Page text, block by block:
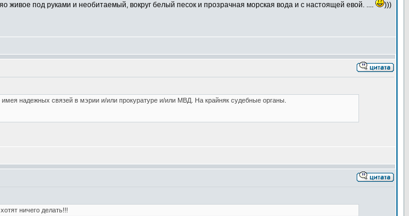
живое под руками и необитаемый, вокруг белый песок и прозрачная морская вода и с настоящей евой. .... )))
надежных связей в мэрии и/или прокуратуре и/или МВД. На крайняк судебные органы.
ничего делать!!!